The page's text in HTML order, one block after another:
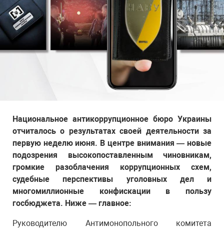
Национальное антикоррупционное бюро Украины
отчиталось о результатах своей деятельности за
первую неделю июня. В центре внимания — новые
подозрения высокопоставленным чиновникам,
громкие разоблачения коррупционных схем,
судебные перспективы уголовных дел и
многомиллионные конфискации в пользу
госбюджета. Ниже — главное:
Руководителю Антимонопольного комитета